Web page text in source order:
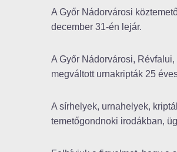
A Győr Nádorvárosi
december 31-én lejár.
A Győr Nádorvárosi,
megváltott urnakripták 25
A sírhelyek, urnahelyek,
temetőgondnoki irodákban,